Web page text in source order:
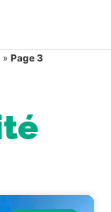
» Page 3